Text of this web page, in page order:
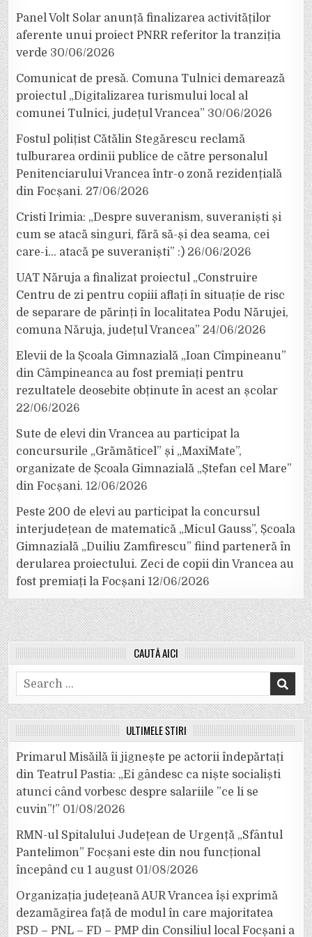
Panel Volt Solar anunță finalizarea activităților
aferente unui proiect PNRR referitor la tranziția
verde 30/06/2026
Comunicat de presă. Comuna Tulnici demarează
proiectul „Digitalizarea turismului local al
comunei Tulnici, județul Vrancea” 30/06/2026
Fostul polițist Cătălin Stegărescu reclamă
tulburarea ordinii publice de către personalul
Penitenciarului Vrancea într-o zonă rezidențială
din Focșani. 27/06/2026
Cristi Irimia: „Despre suveranism, suveraniști și
cum se atacă singuri, fără să-și dea seama, cei
care-i… atacă pe suveraniști” :) 26/06/2026
UAT Năruja a finalizat proiectul „Construire
Centru de zi pentru copiii aflați în situație de risc
de separare de părinți în localitatea Podu Nărujei,
comuna Năruja, județul Vrancea” 24/06/2026
Elevii de la Școala Gimnazială „Ioan Cîmpineanu”
din Câmpineanca au fost premiați pentru
rezultatele deosebite obținute în acest an școlar
22/06/2026
Sute de elevi din Vrancea au participat la
concursurile „Grămăticel” și „MaxiMate”,
organizate de Școala Gimnazială „Ștefan cel Mare”
din Focșani. 12/06/2026
Peste 200 de elevi au participat la concursul
interjudețean de matematică „Micul Gauss”, Școala
Gimnazială „Duiliu Zamfirescu” fiind parteneră în
derularea proiectului. Zeci de copii din Vrancea au
fost premiați la Focșani 12/06/2026
CAUTĂ AICI
Search
for:
ULTIMELE ȘTIRI
Primarul Misăilă îi jignește pe actorii îndepărtați
din Teatrul Pastia: „Ei gândesc ca niște socialiști
atunci când vorbesc despre salariile ”ce li se
cuvin”!” 01/08/2026
RMN-ul Spitalului Județean de Urgență „Sfântul
Pantelimon” Focșani este din nou funcțional
începând cu 1 august 01/08/2026
Organizația județeană AUR Vrancea își exprimă
dezamăgirea față de modul în care majoritatea
PSD – PNL – FD – PMP din Consiliul local Focșani a